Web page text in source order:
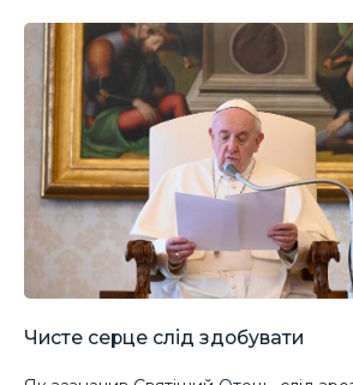
Чисте серце слід здобувати